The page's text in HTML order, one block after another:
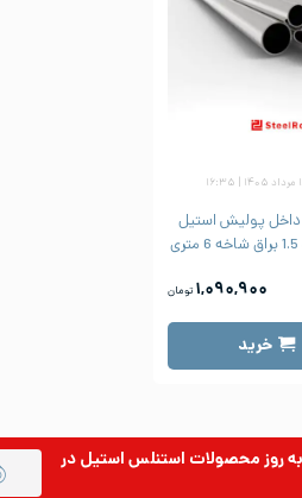
داخل پولیش استیل
۱,۰۹۰,۹۰۰ تومان
خرید
روزمحصولات استنلس استیلدر